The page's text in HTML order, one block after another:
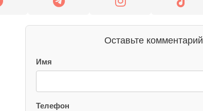
Оставьте комментарий
Имя
Телефон